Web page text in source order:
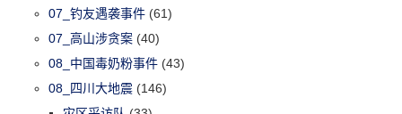
07_钓友遇袭事件 (61)
07_高山涉贪案 (40)
08_中国毒奶粉事件 (43)
08_四川大地震 (146)